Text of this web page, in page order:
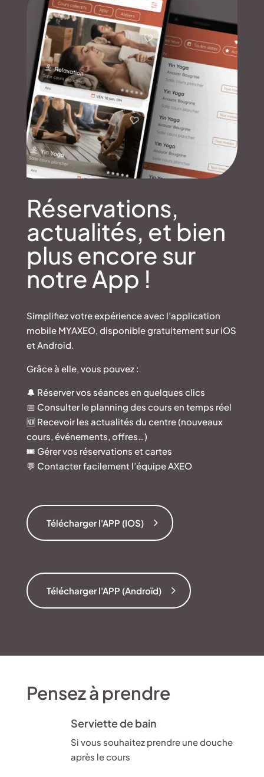
Réservations,
actualités, et bien
plus encore sur
notre App !
Simplifiez votre expérience avec l’application
mobile MYAXEO, disponible gratuitement sur iOS
et Android.
Grâce à elle, vous pouvez :
🔔 Réserver vos séances en quelques clics
📅 Consulter le planning des cours en temps réel
🆕 Recevoir les actualités du centre (nouveaux
cours, événements, offres…)
🎟️ Gérer vos réservations et cartes
💬 Contacter facilement l’équipe AXEO
Télécharger l'APP (IOS)
Télécharger l'APP (Androïd)
Pensez à prendre
Serviette de bain
Si vous souhaitez prendre une douche
après le cours